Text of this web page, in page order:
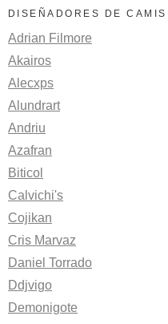
DISEÑADORES DE
Adrian Filmore
Akairos
Alecxps
Alundrart
Andriu
Azafran
Biticol
Calvichi's
Cojikan
Cris Marvaz
Daniel Torrado
Ddjvigo
Demonigote